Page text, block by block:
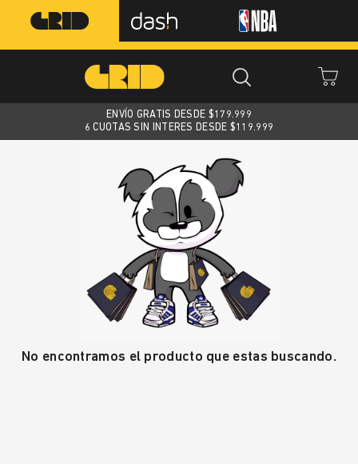
ENVÍO GRATIS DESDE $179.999
6 CUOTAS SIN INTERES DESDE $119.999
No encontramos el producto que estas buscando.